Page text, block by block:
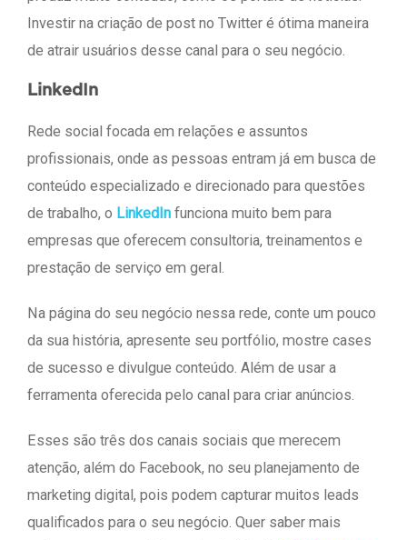
Investir na criação de post no Twitter é ótima maneira
de atrair usuários desse canal para o seu negócio.
LinkedIn
Rede social focada em relações e assuntos
profissionais, onde as pessoas entram já em busca de
conteúdo especializado e direcionado para questões
de trabalho, o LinkedIn funciona muito bem para
empresas que oferecem consultoria, treinamentos e
prestação de serviço em geral.
Na página do seu negócio nessa rede, conte um pouco
da sua história, apresente seu portfólio, mostre cases
de sucesso e divulgue conteúdo. Além de usar a
ferramenta oferecida pelo canal para criar anúncios.
Esses são três dos canais sociais que merecem
atenção, além do Facebook, no seu planejamento de
marketing digital, pois podem capturar muitos leads
qualificados para o seu negócio. Quer saber mais